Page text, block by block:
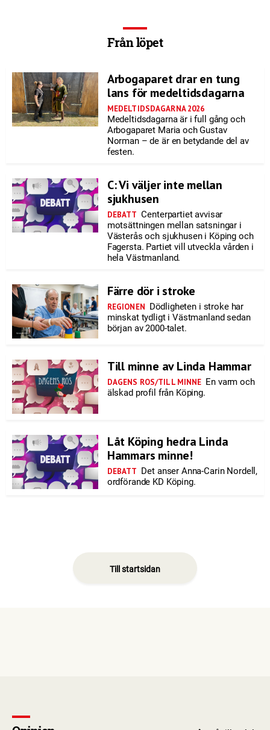
Från löpet
Arbogaparet drar en tung
lans för medeltidsdagarna
MEDELTIDSDAGARNA 2026
Medeltidsdagarna är i full gång och
Arbogaparet Maria och Gustav
Norman – de är en betydande del av
festen.
C: Vi väljer inte mellan
sjukhusen
DEBATT Centerpartiet avvisar
motsättningen mellan satsningar i
Västerås och sjukhusen i Köping och
Fagersta. Partiet vill utveckla vården i
hela Västmanland.
Färre dör i stroke
REGIONEN Dödligheten i stroke har
minskat tydligt i Västmanland sedan
början av 2000-talet.
Till minne av Linda Hammar
DAGENS ROS/TILL MINNE En varm och
älskad profil från Köping.
Låt Köping hedra Linda
Hammars minne!
DEBATT Det anser Anna-Carin Nordell,
ordförande KD Köping.
Till startsidan